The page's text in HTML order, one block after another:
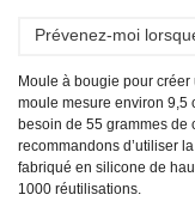
Prévenez-moi
Moule à bougie pour
moule mesure environ 9,5
besoin de 55 grammes de
recommandons d’utiliser
fabriqué en silicone de
1000 réutilisations.